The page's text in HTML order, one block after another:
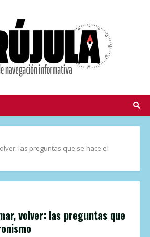
las preguntas que se hace el
volver: las preguntas que